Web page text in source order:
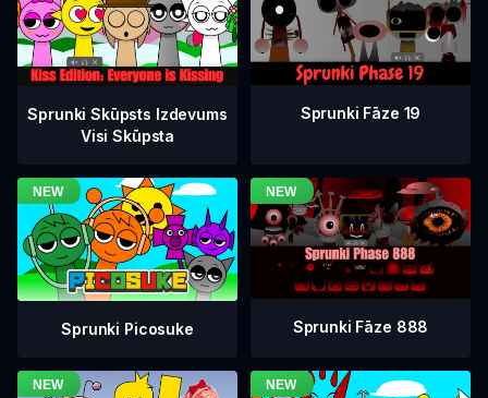
Sprunki Skūpsts Izdevums
Visi Skūpsta
Sprunki Fāze 19
Sprunki Picosuke Sprunki Fāze 888